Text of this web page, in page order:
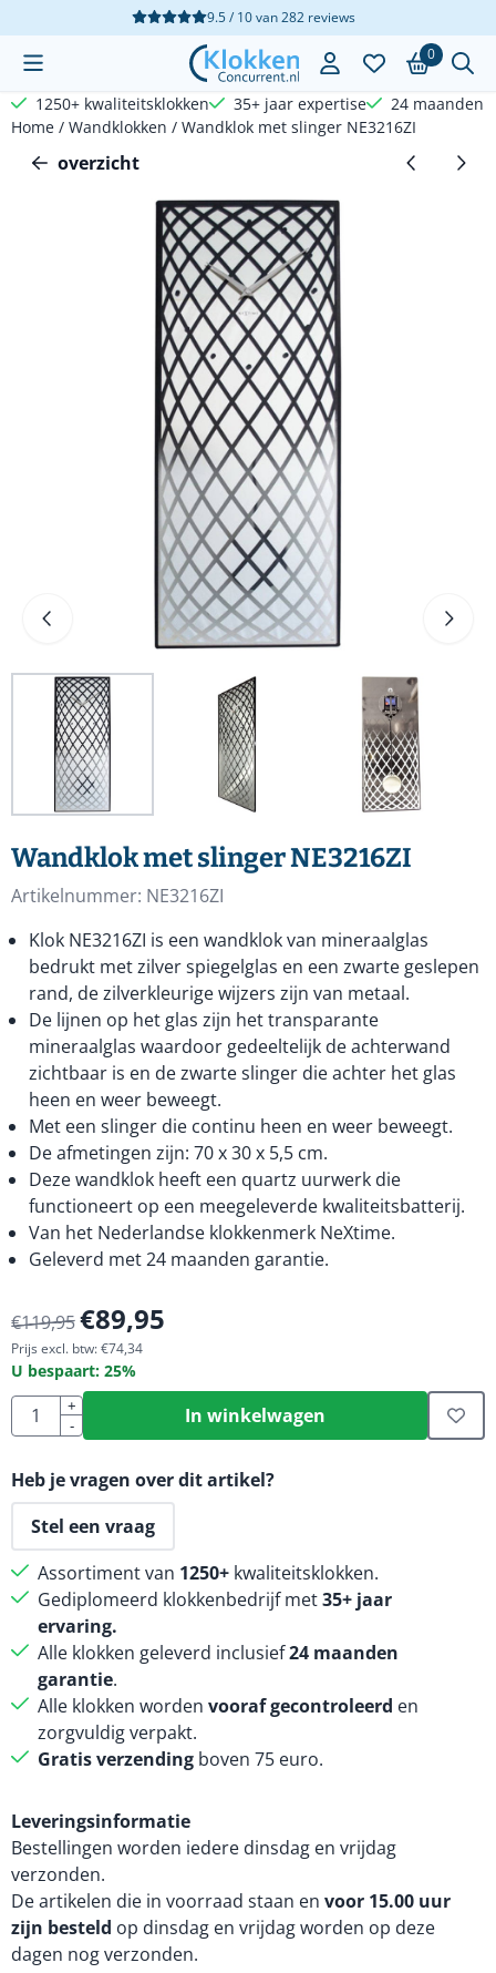
Cookievoorkeuren zijn beschikbaar. Kies instellingen of sta
9.5 / 10van282reviews
0
1250+ kwaliteitsklokken 35+ jaar expertise
24 maanden
Home / Wandklokken / Wandklok met slinger NE3216ZI
overzicht
Wandklok met slinger NE3216ZI
Artikelnummer: NE3216ZI
Klok NE3216ZI is een wandklok van mineraalglas
bedrukt met zilver spiegelglas en een zwarte geslepen
rand, de zilverkleurige wijzers zijn van metaal.
De lijnen op het glas zijn het transparante
mineraalglas waardoor gedeeltelijk de achterwand
zichtbaar is en de zwarte slinger die achter het glas
heen en weer beweegt.
Met een slinger die continu heen en weer beweegt.
De afmetingen zijn: 70 x 30 x 5,5 cm.
Deze wandklok heeft een quartz uurwerk die
functioneert op een meegeleverde kwaliteitsbatterij.
Van het Nederlandse klokkenmerk NeXtime.
Geleverd met 24 maanden garantie.
€119,95€89,95
Prijs excl. btw:€74,34
U bespaart: 25%
Aantal
+
-
In winkelwagen
Heb je vragen over dit artikel?
Stel een vraag
Assortiment van 1250+ kwaliteitsklokken.
Gediplomeerd klokkenbedrijf met35+ jaar
ervaring.
Alle klokken geleverd inclusief24 maanden
garantie.
Alle klokken worden vooraf gecontroleerd en
zorgvuldig verpakt.
Gratis verzending boven 75 euro.
Leveringsinformatie
Bestellingen worden iedere dinsdag en vrijdag
verzonden.
De artikelen die in voorraad staan en voor 15.00 uur
zijn besteld op dinsdag en vrijdag worden op deze
dagen nog verzonden.